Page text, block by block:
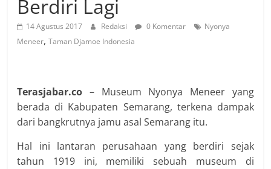
Berdiri Lagi
14 Agustus 2017 Redaksi 0 Komentar
Nyonya
Meneer,Taman Djamoe Indonesia
Terasjabar.co – Museum Nyonya Meneer yang
berada di Kabupaten Semarang, terkena dampak
dari bangkrutnya jamu asal Semarang itu.
Hal ini lantaran perusahaan yang berdiri sejak
tahun 1919 ini, memiliki sebuah museum di